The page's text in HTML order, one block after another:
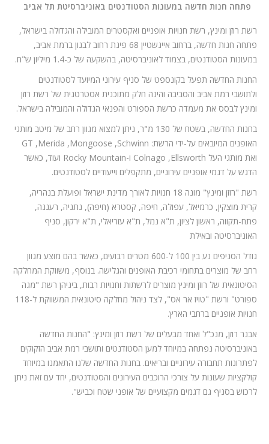
ניהול מוניטין
פתחה חנות חדשה במעונות הסטודנטים באוניברסיטת תל אביב
רשת רוזן ומינץ, רשת חנויות אופניים ואקסטרים המובילה והגדולה בישראל,
פתחה חנות חדשה, ברחוב איינשטיין 68 פינת רחוב לבנון ברמת אביב,
במעונות הסטודנטים, בצמוד לאוניברסיטה, בהשקעה של כ-1.4 מיליון ש"ח.
החנות החדשה תפעל בקונספט של סניף עירוני המיועד לסטודנטים
ולתושבי רמת אביב והסביבה והינה חלק מתוכנית אסטרטגית של רשת רוזן
ומינץ לבסס את מעמדה כרשת הספורט והפנאי הגדולה והמובילה בישראל.
בחנות החדשה, בשטח של 130 מ"ר, ניתן למצוא מגוון רחב של מיטב מותגי
האופנים המיובאים על-ידי הרשת: GT ,Merida ,Mongoose ,Schwinn
ואת מותגי העל Colnago ,Ellsworth ו-Rocky Mountain ועוד, כאשר
הדגש על דגמי אופניים עירוניים, מתקפלים וייעודיים לסטודנטים.
רשת "רוזן ומינץ" מונה 18 חנויות לאורך מדינת ישראל ופועלת בנהריה,
קרית מוצקין, כרמיאל, עפולה, חיפה, קסטרא (חיפה), נתניה, רעננה,
פתח-תקווה, ראשון לציון, ת"א נמל, ת"א עזריאלי, ת"א ירקון, סניף
האוניברסיטה ובאילת
גודל הסניפים נע בין 100 ל-600 מטרים רבועים, כאשר בהם מוצע מגוון
רחב של מוצרים בתחומי רכיבת האופנים והגלישה. בנוסף, משווקת המחלקה
הסיטונאית של רוזן ומינץ מוצרים לרשתות וחנויות רבות, ביניהן רשת "מגה
ספורט" ורשת "טויז אר אס", לצד ניהול מחלקה סיטונאית המשווקת ל-118
חנויות אופניים ברחבי הארץ.
אבנר רוזן, מנכ"ל ואחד מבעלים של רשת רוזן ומינץ: "החנות החדשה
באוניברסיטה נפתחה במיוחד למען הסטודנטים ותושבי רמת אביב הזקוקים
לפתרונות תחבורה עירוניים ובריאים. בחנות החדשה שלנו התאמנו במיוחד
קולקציות שעונות על צורכי הרוכבים העירונים והסטודנטים, יחד עם זאת ניתן
לרכוש בסניף גם דגמים מקצועיים של אופני שטח וכביש".